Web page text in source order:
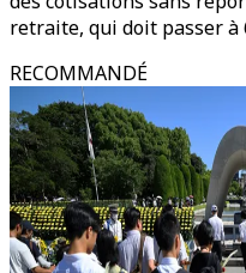
retraite, qui doit passer à
RECOMMANDÉ